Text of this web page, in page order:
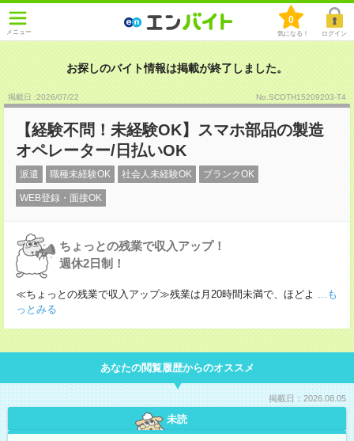
メニュー
0
気になる！ ログイン
お探しのバイト情報は掲載が終了しました。
掲載日 :2026/07/22 No.SCOTH15209203-T4
【経験不問！未経験OK】スマホ部品の製造
オペレーター/日払いOK
派遣 職種未経験OK 社会人未経験OK ブランクOK
WEB登録・面接OK
ちょっとの残業で収入アップ！
週休2日制！
≪ちょっとの残業で収入アップ≫残業は月20時間未満で、ほどよ ...も
っとみる
あなたの閲覧履歴からのオススメ
掲載日：2026.08.05
未読